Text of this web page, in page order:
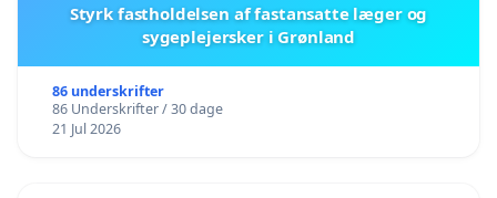
Styrk fastholdelsen af fastansatte læger og
sygeplejersker i Grønland
86 underskrifter
86 Underskrifter / 30 dage
21 Jul 2026